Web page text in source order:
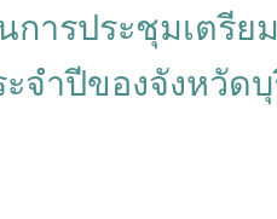
การประชุมเตรี
จำปีของจังหวัด